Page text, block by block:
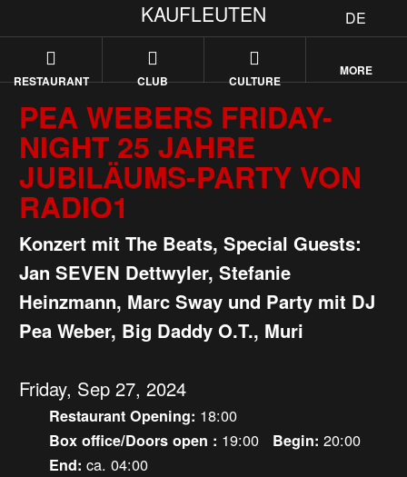
DE
KAUFLEUTEN
RESTAURANT CLUB CULTURE
MORE
PEA WEBERS FRIDAY-
NIGHT 25 JAHRE
JUBILÄUMS-PARTY VON
RADIO1
Konzert mit The Beats, Special Guests:
Jan SEVEN Dettwyler, Stefanie
Heinzmann, Marc Sway und Party mit DJ
Pea Weber, Big Daddy O.T., Muri
Friday, Sep 27, 2024
Restaurant Opening: 18:00
Box office/Doors open : 19:00 Begin: 20:00
End: ca. 04:00